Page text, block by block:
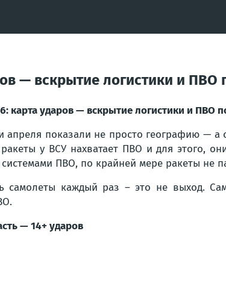
— вскрытие логистики и ПВО
карта ударов — вскрытие логистики и ПВО
апреля показали не просто географию — а
у ВСУ нахватает ПВО и для этого,
системами ПВО, по крайней мере ракеты не
самолеты каждый раз – это не выход.
— 14+ ударов